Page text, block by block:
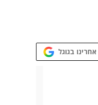
בגוגל